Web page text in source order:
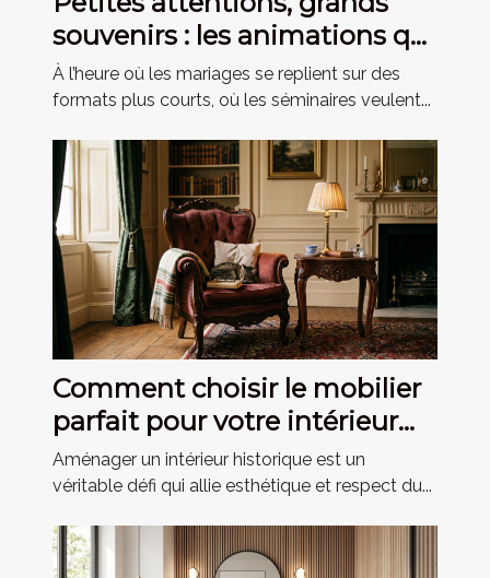
souvenirs : les animations qui
marquent les invités
À l’heure où les mariages se replient sur des
formats plus courts, où les séminaires veulent...
Comment choisir le mobilier
parfait pour votre intérieur
historique ?
Aménager un intérieur historique est un
véritable défi qui allie esthétique et respect du...